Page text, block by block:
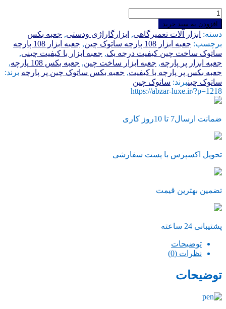
جعبه
ابزار
108
ساتوک
چین
عدد
افزودن به سبد خرید
دسته: ابزار آلات تعمیرگاهی, ابزارگاراژی ودستی, جعبه بکس
برچسب: جعبه ابزار 108 پارچه ساتوک چین ,
جعبه ابزار 108 پارچه
ساتوک ساخت چین کیفیت درجه یک, جعبه ابزار با کیفیت چینی,
جعبه ابزار پر پارچه, جعبه ابزار ساخت چین, جعبه بکس 108 پارچه
,
جعبه بکس پر پارچه با کیفیت, جعبه بکس ساتوک چین پر پارچه برند:
ساتوک چینبرند: ساتوک چین
https://abzar-luxe.ir/?p=1218
ضمانت ارسال7 تا 10روز کاری
تحویل اکسپرس با پست سفارشی
تضمین بهترین قیمت
پشتیبانی 24 ساعته
توضیحات
نظرات (0)
توضیحات